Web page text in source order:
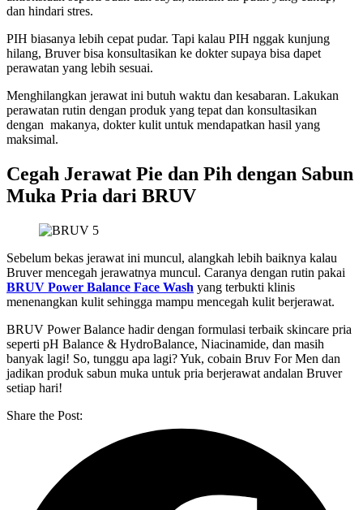
dan hindari stres.
PIH biasanya lebih cepat pudar. Tapi kalau PIH nggak kunjung
hilang, Bruver bisa konsultasikan ke dokter supaya bisa dapet
perawatan yang lebih sesuai.
Menghilangkan jerawat ini butuh waktu dan kesabaran. Lakukan
perawatan rutin dengan produk yang tepat dan konsultasikan
dengan makanya, dokter kulit untuk mendapatkan hasil yang
maksimal.
Cegah Jerawat Pie dan Pih dengan Sabun
Muka Pria dari BRUV
Sebelum bekas jerawat ini muncul, alangkah lebih baiknya kalau
Bruver mencegah jerawatnya muncul. Caranya dengan rutin pakai
BRUV Power Balance Face Wash yang terbukti klinis
menenangkan kulit sehingga mampu mencegah kulit berjerawat.
BRUV Power Balance hadir dengan formulasi terbaik skincare pria
seperti pH Balance & HydroBalance, Niacinamide, dan masih
banyak lagi! So, tunggu apa lagi? Yuk, cobain Bruv For Men dan
jadikan produk sabun muka untuk pria berjerawat andalan Bruver
setiap hari!
Share the Post: